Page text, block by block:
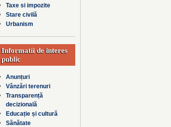
Taxe si impozite
Stare civilă
Urbanism
Informatii de interes
public
Anunțuri
Vânzări terenuri
Transparență
decizională
Educație și cultură
Sănătate